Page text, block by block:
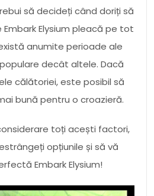
să decideți când doriți să
Elysium pleacă pe tot
anumite perioade ale
decât altele. Dacă
călătoriei, este posibil să
bună pentru o croazieră.
toți acești factori,
opțiunile și să vă
Embark Elysium!